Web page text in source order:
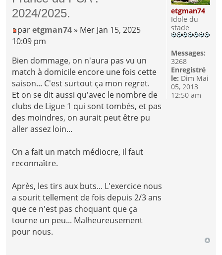
2024/2025.
paretgman74 » Mer Jan 15, 2025
10:09 pm
Bien dommage, on n'aura pas vu un
match à domicile encore une fois cette
saison... C'est surtout ça mon regret.
Et on se dit aussi qu'avec le nombre de
clubs de Ligue 1 qui sont tombés, et pas
des moindres, on aurait peut être pu
aller assez loin...
On a fait un match médiocre, il faut
reconnaître.
Après, les tirs aux buts... L'exercice nous
a sourit tellement de fois depuis 2/3 ans
que ce n'est pas choquant que ça
tourne un peu... Malheureusement
pour nous.
etgman74
Idole du
stade
Messages:
3268
Enregistré
le: Dim Mai
05, 2013
12:50 am